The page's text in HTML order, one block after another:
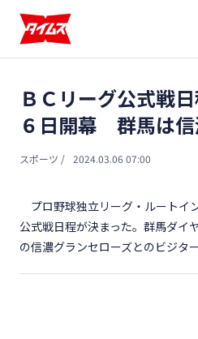
ＢＣリーグ公式戦
６日開幕 群馬は
スポーツ / 2024.03.06 07:00
プロ野球独立リーグ・ルートイ
公式戦日程が決まった。群馬ダイ
の信濃グランセローズとのビジタ